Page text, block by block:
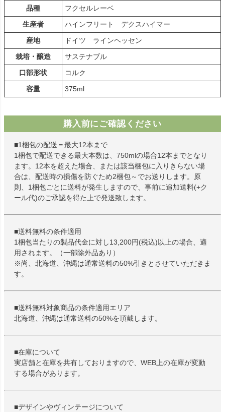
品種
フクセルレーベ
生産者
ハインフリート デクスハイマー
産地
ドイツ ラインヘッセン
栽培・醸造
サステナブル
口部形状
コルク
容量
375ml
購入前にご確認ください
■1梱包の配送＝最大12本まで
1梱包で配送できる最大本数は、750mlの場合12本までとなり
ます。12本を超えた場合、または該当梱包に入りきらない場
合は、配送時の損傷を防ぐため2梱包～でお送りします。原
則、1梱包ごとに送料が発生しますので、事前に追加送料(+ク
ール代)のご承認を得た上で発送致します。
■送料無料の条件適用
1梱包当たりの製品代金に対し13,200円(税込)以上の場合、適
用されます。（一部除外品あり）
※尚、北海道、沖縄は通常送料の50%引きとさせていただきま
す。
■送料無料対象商品の条件適用エリア
北海道、沖縄は通常送料の50%を頂戴します。
■在庫について
実店舗と在庫を共有しておりますので、WEB上の在庫が変動
する場合があります。
■デザインやヴィンテージについて